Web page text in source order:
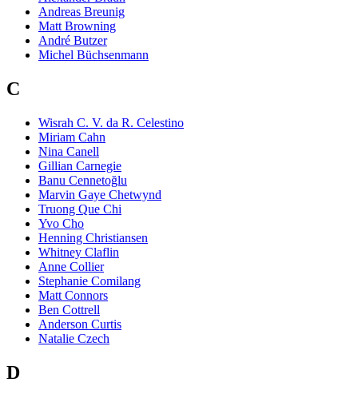
Andreas Breunig
Matt Browning
André Butzer
Michel Büchsenmann
C
Wisrah C. V. da R. Celestino
Miriam Cahn
Nina Canell
Gillian Carnegie
Banu Cennetoğlu
Marvin Gaye Chetwynd
Truong Que Chi
Yvo Cho
Henning Christiansen
Whitney Claflin
Anne Collier
Stephanie Comilang
Matt Connors
Ben Cottrell
Anderson Curtis
Natalie Czech
D